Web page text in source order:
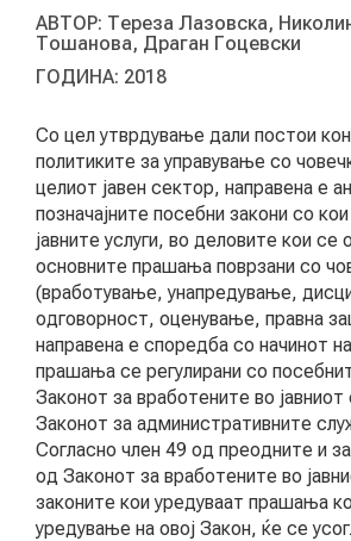
ПОСТАПКА
ПОДДРЖИ ИНИЦИЈАТИВА
МУЛТИМЕДИЈА
ГАЛЕРИЈА
ВИДЕО
КОНТАКТ
МК
АВТОР: Тереза Лазовска,
Тошанова, Драган Гоцевски
ГОДИНА: 2018
Со цел утврдување дали постои
политиките за управување со
целиот јавен сектор, направена е
позначајните посебни закони со
јавните услуги, во деловите кои се
основните прашања поврзани со
(вработување, унапредување,
одговорност, оценување, правна
направена е споредба со начинот
прашања се регулирани со
Законот за вработените во
Законот за административните
Согласно член 49 од преодните и
од Законот за вработените во
законите кои уредуваат прашања
уредување на овој Закон, ќе се